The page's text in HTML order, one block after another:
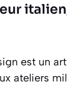
est un
ateliers